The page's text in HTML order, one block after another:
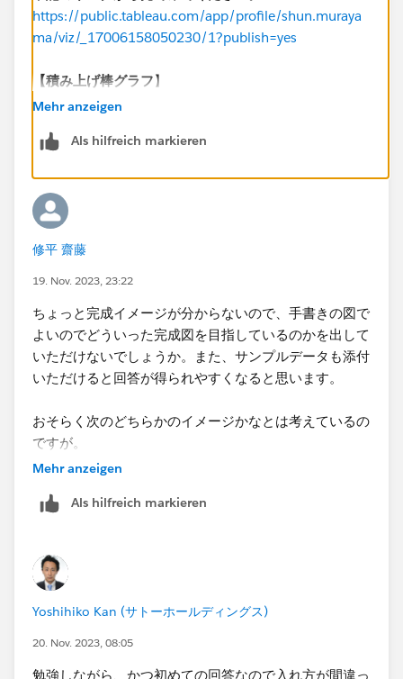
https://public.tableau.com/app/profile/shun.muraya
ma/viz/_17006158050230/1?publish=yes
【積み上げ棒グラフ​】
①ビンのパラメータを先に作っておく
②[second]を右クリック→作成→ビン→ビン サイズ→
③メジャーバリューを行に入れ、不要なメジャーを除
外する
④色にメジャーネームを入れる
【秒範囲の選択】
ターに入れる
②全ての値→次へ→値の範囲を選択​
Mehr anzeigen
Als hilfreich markieren
修平 齋藤
19. Nov. 2023, 23:22
ちょっと完成イメージが分からないので、手書きの図で
よいのでどういった完成図を目指しているのかを出して
いただけないでしょうか。また、サンプルデータも添付
いただけると回答が得られやすくなると思います。
おそらく次のどちらかのイメージかなとは考えているの
ですが。
Mehr anzeigen
Als hilfreich markieren
Yoshihiko Kan (サトーホールディングス)
20. Nov. 2023, 08:05
勉強しながら、かつ初めての回答なので入れ方が間違っ